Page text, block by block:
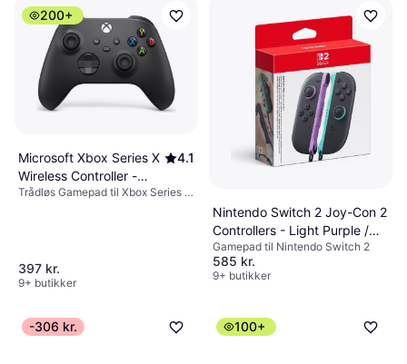
200+
Microsoft Xbox Series X
Wireless Controller -
Black
4.1
Trådløs Gamepad til Xbox Series X,
397 kr.
9+ butikker
Nintendo Switch 2 Joy-Con 2
Controllers - Light Purple /
Light Green
Gamepad til Nintendo Switch 2
585 kr.
9+ butikker
-306 kr. 100+